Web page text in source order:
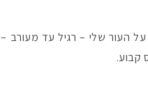
על העור שלי – רגיל עד מעורב –